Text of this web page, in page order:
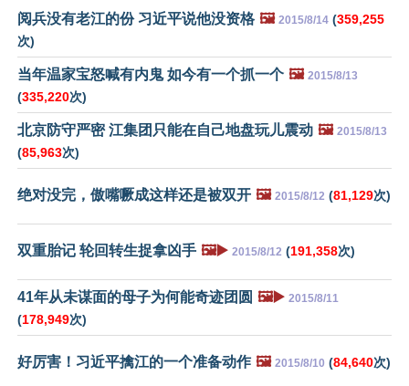
阅兵没有老江的份 习近平说他没资格 🖼️ 2015/8/14 (359,255
次)
当年温家宝怒喊有内鬼 如今有一个抓一个 🖼️ 2015/8/13
(335,220次)
北京防守严密 江集团只能在自己地盘玩儿震动 🖼️ 2015/8/13
(85,963次)
绝对没完，傲嘴噘成这样还是被双开 🖼️ 2015/8/12 (81,129次)
双重胎记 轮回转生捉拿凶手 🖼️▶️ 2015/8/12 (191,358次)
41年从未谋面的母子为何能奇迹团圆 🖼️▶️ 2015/8/11
(178,949次)
好厉害！习近平擒江的一个准备动作 🖼️ 2015/8/10 (84,640次)